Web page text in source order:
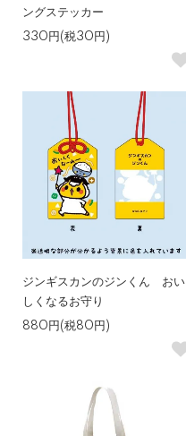
ングステッカー
330円(税30円)
ジンギスカンのジンくん おい
しくなるお守り
880円(税80円)